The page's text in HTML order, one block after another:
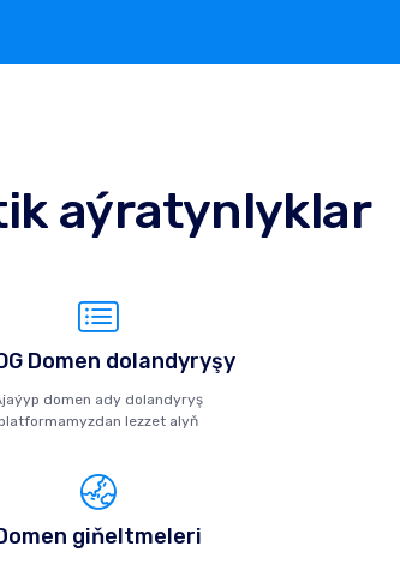
aýratynlyklar
Domen dolandyryşy
domen ady dolandyryş
lezzet alyň
giňeltmeleri